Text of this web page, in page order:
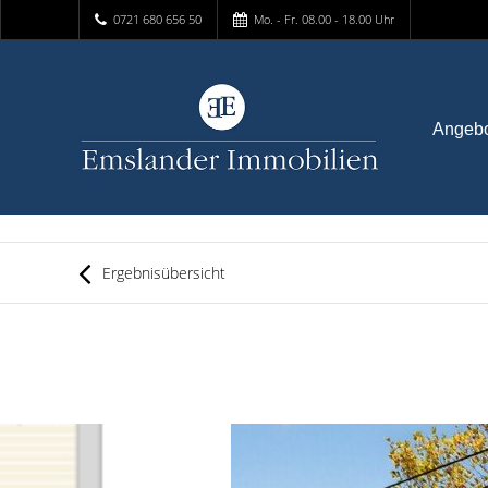
0721 680 656 50 Mo. - Fr. 08.00 - 18.00 Uhr
Ergebnisübersicht